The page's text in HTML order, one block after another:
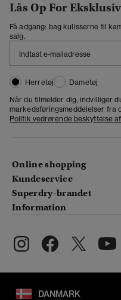
Lås Op For
Få adgang: bag kulisserne til
salg.
Herretøj
Dametøj
Når du tilmelder dig, indvilliger
markedsføringsmeddelelser fra
Politik vedrørende beskyttelse
Online shopping
Kundeservice
Superdry-brandet
Information
DANMARK